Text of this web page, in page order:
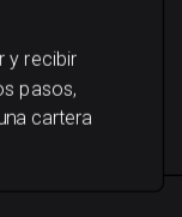
y recibir
pasos,
cartera